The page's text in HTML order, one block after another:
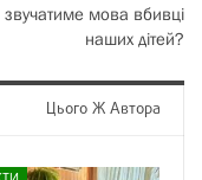
звучатиме мова вбивці
наших дітей?
Цього Ж Автора